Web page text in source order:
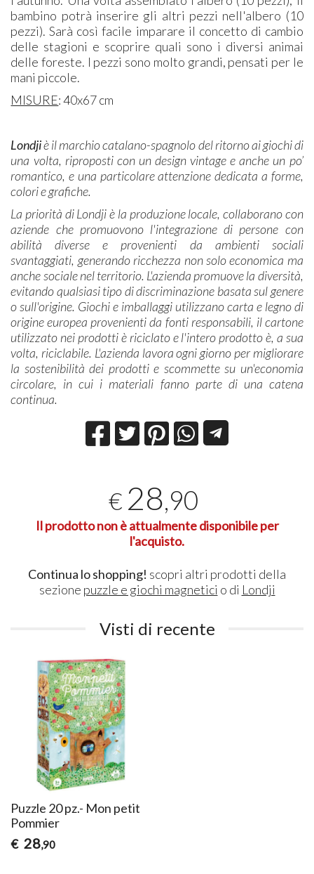
bambino potrà inserire gli altri pezzi nell'albero (10
pezzi). Sarà così facile imparare il concetto di cambio
delle stagioni e scoprire quali sono i diversi animai
delle foreste. I pezzi sono molto grandi, pensati per le
mani piccole.
MISURE: 40x67 cm
Londjiè il marchio catalano-spagnolo del ritorno ai giochi di
una volta, riproposti con un design vintage e anche un po’
romantico, e una particolare attenzione dedicata a forme,
colori e grafiche.
La priorità di Londji è la produzione locale, collaborano con
aziende che promuovono l'integrazione di persone con
abilità diverse e provenienti da ambienti sociali
svantaggiati, generando ricchezza non solo economica ma
anche sociale nel territorio. L'azienda promuove la diversità,
evitando qualsiasi tipo di discriminazione basata sul genere
o sull'origine. Giochi e imballaggi utilizzano carta e legno di
origine europea provenienti da fonti responsabili, il cartone
utilizzato nei prodotti è riciclato e l'intero prodotto è, a sua
volta, riciclabile. L'azienda lavora ogni giorno per migliorare
la sostenibilità dei prodotti e scommette su un'economia
circolare, in cui i materiali fanno parte di una catena
continua.
€ 28,90
Il prodotto non è attualmente disponibile per
l'acquisto.
Continua lo shopping! scopri altri prodotti della
sezione puzzle e giochi magnetici o di Londji
Visti di recente
Puzzle 20 pz.- Mon petit
Pommier
€ 28,90